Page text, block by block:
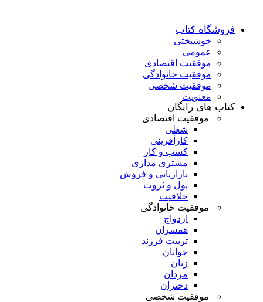
فروشگاه کتاب
خوشبختی
عمومی
موفقیت اقتصادی
موفقیت خانوادگی
موفقیت شخصی
معنویت
کتاب های رایگان
موفقیت اقتصادی
شغلی
کارآفرینی
کسب و کار
مشتری مداری
بازاریابی و فروش
پول و ثروت
خلاقیت
موفقیت خانوادگی
ازدواج
همسران
تربیت فرزند
جوانان
زنان
مردان
دختران
موفقیت شخصی